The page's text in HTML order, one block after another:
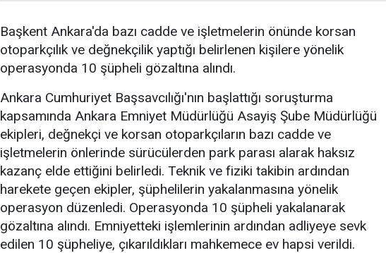
Başkent Ankara'da bazı cadde ve işletmelerin önünde korsan
otoparkçılık ve değnekçilik yaptığı belirlenen kişilere yönelik
operasyonda 10 şüpheli gözaltına alındı.
Ankara Cumhuriyet Başsavcılığı'nın başlattığı soruşturma
kapsamında Ankara Emniyet Müdürlüğü Asayiş Şube Müdürlüğü
ekipleri, değnekçi ve korsan otoparkçıların bazı cadde ve
işletmelerin önlerinde sürücülerden park parası alarak haksız
kazanç elde ettiğini belirledi. Teknik ve fiziki takibin ardından
harekete geçen ekipler, şüphelilerin yakalanmasına yönelik
operasyon düzenledi. Operasyonda 10 şüpheli yakalanarak
gözaltına alındı. Emniyetteki işlemlerinin ardından adliyeye sevk
edilen 10 şüpheliye, çıkarıldıkları mahkemece ev hapsi verildi.